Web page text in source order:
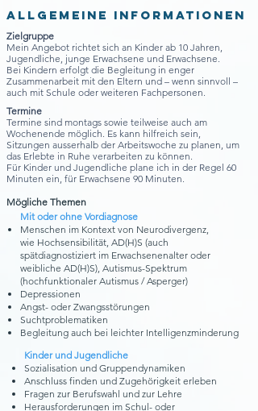
Allgemeine informationen
Zielgruppe
Mein Angebot richtet sich an Kinder ab 10 Jahren,
Jugendliche, junge Erwachsene und Erwachsene.
Bei Kindern erfolgt die Begleitung in enger
Zusammenarbeit mit den Eltern und – wenn sinnvoll –
auch mit Schule oder weiteren Fachpersonen.
Termine
Termine sind montags sowie teilweise auch am
Wochenende möglich. Es kann hilfreich sein,
Sitzungen ausserhalb der Arbeitswoche zu planen, um
das Erlebte in Ruhe verarbeiten zu können.
Für Kinder und Jugendliche plane ich in der Regel 60
Minuten ein, für Erwachsene 90 Minuten.
Mögliche Themen
Mit oder ohne Vordiagnose
Menschen im Kontext von Neurodivergenz,
wie Hochsensibilität, AD(H)S (auch
spätdiagnostiziert im Erwachsenenalter oder
weibliche AD(H)S), Autismus-Spektrum
(hochfunktionaler Autismus / Asperger)
Depressionen
Angst- oder Zwangsstörungen
Suchtproblematiken
Begleitung auch bei leichter Intelligenzminderung
Kinder und Jugendliche
Sozialisation und Gruppendynamiken
Anschluss finden und Zugehörigkeit erleben
Fragen zur Berufswahl und zur Lehre
Herausforderungen im Schul- oder